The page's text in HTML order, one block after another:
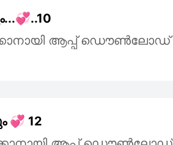
ആപ്പ് ഡൌൺലോഡ്
💞 12